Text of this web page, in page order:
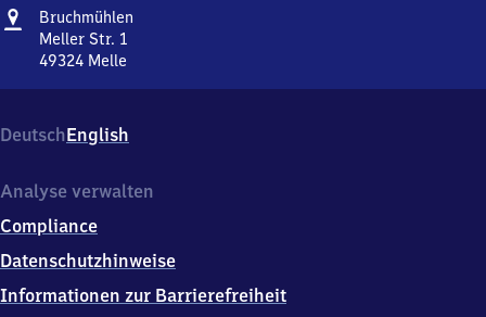
Adresse
Bruchmühlen
Meller Str. 1
49324 Melle
Str.
1,
9
2
4
DeutschEnglish
Analyse verwalten
Compliance
Datenschutzhinweise
Informationen zur Barrierefreiheit